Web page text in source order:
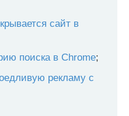
сайт в
поиска в Chrome;
рекламу с